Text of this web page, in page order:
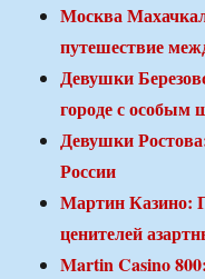
Москва
путешествие
Девушки
городе с особым
Девушки
России
Мартин Казино:
ценителей
Martin Casino